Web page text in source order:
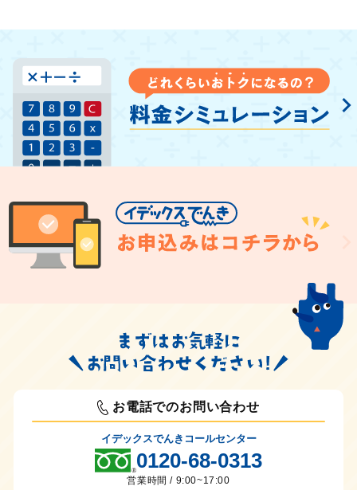
お電話でのお問い合わせ
イデックスでんきコールセンター
0120-68-0313
営業時間 / 9:00~17:00